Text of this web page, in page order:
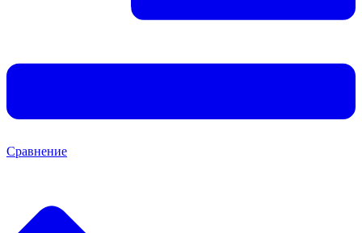
Сравнение